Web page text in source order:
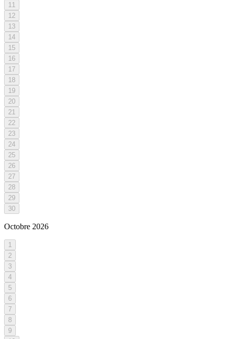
11
12
13
14
15
16
17
18
19
20
21
22
23
24
25
26
27
28
29
30
Octobre 2026
1
2
3
4
5
6
7
8
9